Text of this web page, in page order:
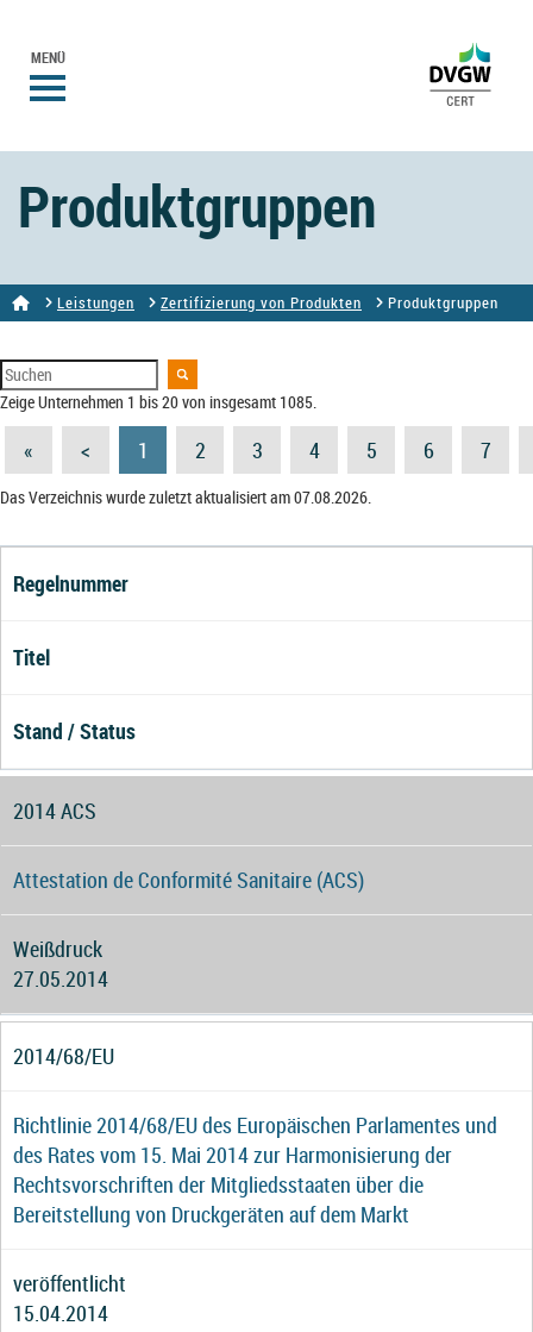
MENÜ
Produktgruppen
Leistungen Zertifizierung von Produkten Produktgruppen
Zeige Unternehmen 1 bis 20 von insgesamt 1085.
« < 1 2 3 4 5 6 7
Das Verzeichnis wurde zuletzt aktualisiert am 07.08.2026.
Regelnummer
Titel
Stand / Status
2014 ACS
Attestation de Conformité Sanitaire (ACS)
Weißdruck
27.05.2014
2014/68/EU
Richtlinie 2014/68/EU des Europäischen Parlamentes und
des Rates vom 15. Mai 2014 zur Harmonisierung der
Rechtsvorschriften der Mitgliedsstaaten über die
Bereitstellung von Druckgeräten auf dem Markt
veröffentlicht
15.04.2014